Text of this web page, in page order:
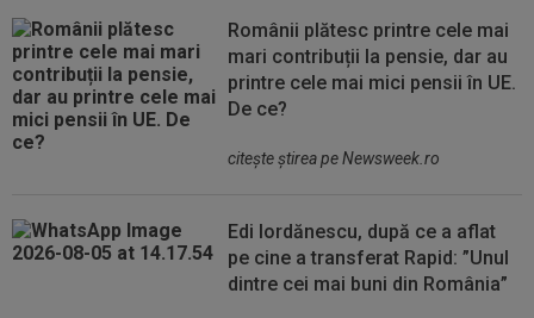
Românii plătesc printre cele mai
mari contribuții la pensie, dar au
printre cele mai mici pensii în UE.
De ce?
citeşte ştirea pe Newsweek.ro
Edi Iordănescu, după ce a aflat
pe cine a transferat Rapid: ”Unul
dintre cei mai buni din România”